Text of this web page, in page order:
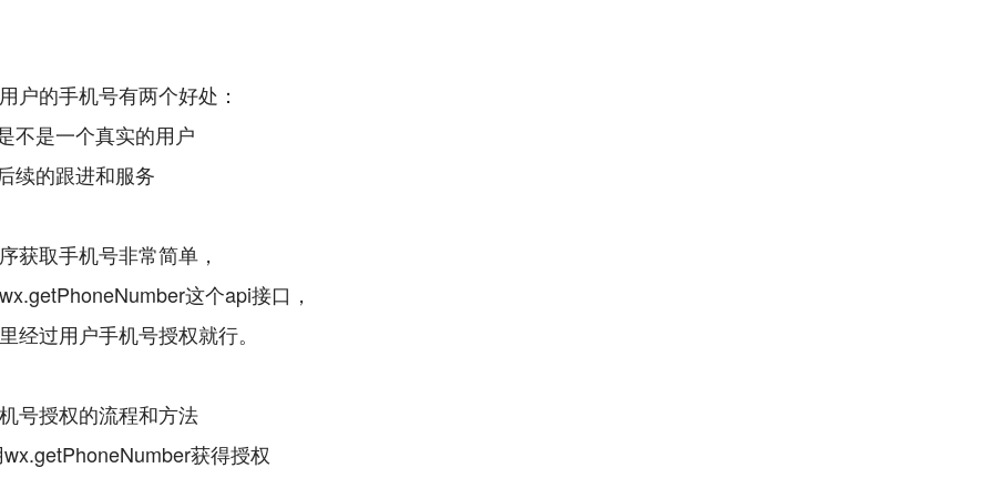
户的手机号有两个好处：
不是一个真实的用户
续的跟进和服务
获取手机号非常简单，
这个api接口，
经过用户手机号授权就行。
号授权的流程和方法
获得授权